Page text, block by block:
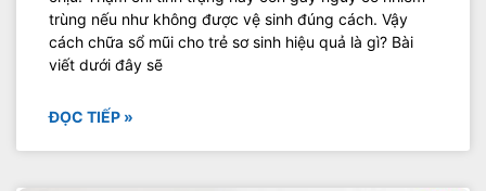
trùng nếu như không được vệ sinh đúng cách. Vậy
cách chữa sổ mũi cho trẻ sơ sinh hiệu quả là gì? Bài
viết dưới đây sẽ
ĐỌC TIẾP »